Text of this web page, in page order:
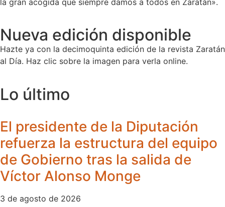
Nueva edición disponible
Hazte ya con la decimoquinta edición de la revista Zaratán
al Día. Haz clic sobre la imagen para verla online.
Lo último
El presidente de la Diputación
refuerza la estructura del equipo
de Gobierno tras la salida de
Víctor Alonso Monge
3 de agosto de 2026